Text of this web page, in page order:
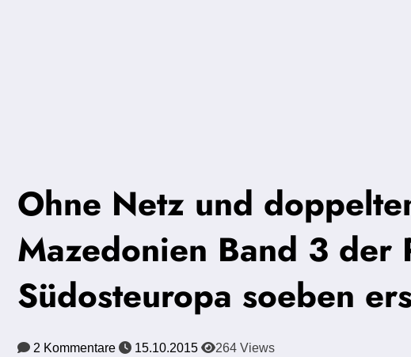
Ohne Netz und
Mazedonien Band 3 der
Südosteuropa soeben
2 Kommentare 15.10.2015 264 Views